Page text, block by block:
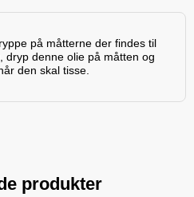
på måtterne der findes til
denne olie på måtten og
den skal tisse.
produkter